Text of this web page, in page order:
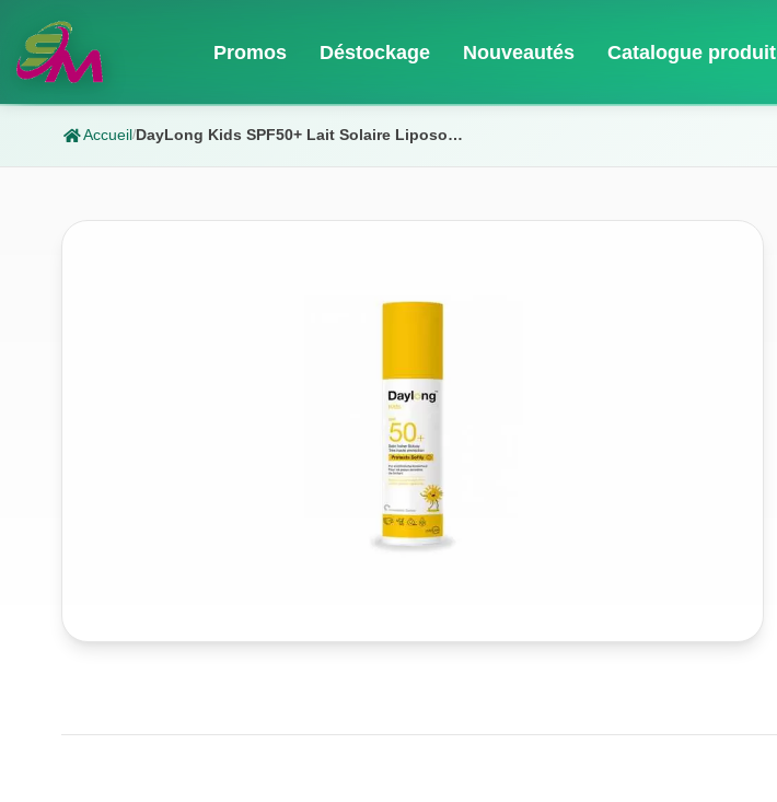
Promos Déstockage Nouveautés Catalogue produit
Accueil/ DayLong Kids SPF50+ Lait Solaire Liposomal 150ml